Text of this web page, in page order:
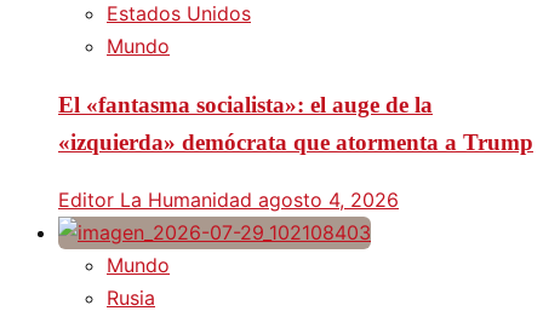
Estados Unidos
Mundo
El «fantasma socialista»: el auge de la
«izquierda» demócrata que atormenta a Trump
Editor La Humanidad agosto 4, 2026
Mundo
Rusia